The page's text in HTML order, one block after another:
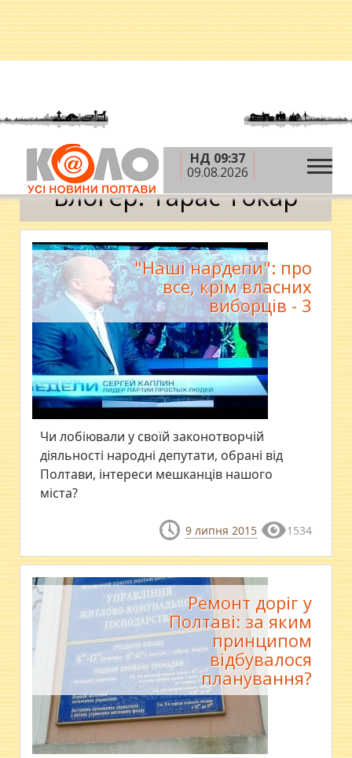
НД 09:37
09.08.2026
Головна » Блоги » Тарас Токар
Блогер: Тарас Токар
"Наші нардепи": про
все, крім власних
виборців - 3
Чи лобіювали у своїй законотворчій
діяльності народні депутати, обрані від
Полтави, інтереси мешканців нашого
міста?
9 липня 2015 1534
Ремонт доріг у
Полтаві: за яким
принципом
відбувалося
планування?